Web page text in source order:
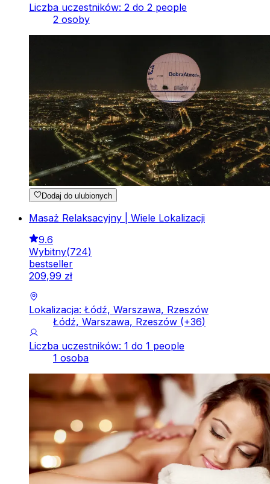
Liczba uczestników: 2 do 2 people
2 osoby
Dodaj do ulubionych
Masaż Relaksacyjny | Wiele Lokalizacji
9.6
Wybitny(724)
bestseller
209,99 zł
Lokalizacja: Łódź, Warszawa, Rzeszów
Łódź, Warszawa, Rzeszów (+36)
Liczba uczestników: 1 do 1 people
1 osoba